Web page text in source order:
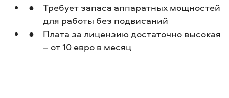
Требует запаса аппаратных мощностей
для работы без подвисаний
Плата за лицензию достаточно высокая
– от 10 евро в месяц